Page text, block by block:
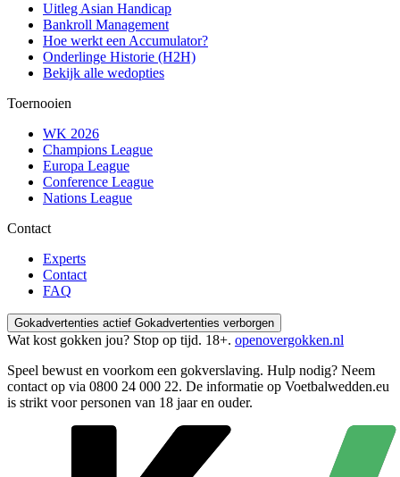
Uitleg Asian Handicap
Bankroll Management
Hoe werkt een Accumulator?
Onderlinge Historie (H2H)
Bekijk alle wedopties
Toernooien
WK 2026
Champions League
Europa League
Conference League
Nations League
Contact
Experts
Contact
FAQ
Gokadvertenties actief Gokadvertenties verborgen
Wat kost gokken jou? Stop op tijd. 18+. openovergokken.nl
Speel bewust en voorkom een gokverslaving. Hulp nodig? Neem
contact op via 0800 24 000 22. De informatie op Voetbalwedden.eu
is strikt voor personen van 18 jaar en ouder.